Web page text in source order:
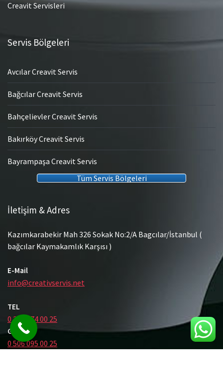
Creavit Servisleri
Servis Bölgeleri
Avcılar Creavit Servis
Bağcılar Creavit Servis
Bahçelievler Creavit Servis
Bakırköy Creavit Servis
Bayrampaşa Creavit Servis
Tüm Servis Bölgeleri
İletişim & Adres
Kazımkarabekir Mah 326 Sokak No:2/A Bagcılar/İstanbul (
bağcılar Kaymakamlık Karşısı )
E-Mail
info@creativservis.net
TEL
0 212 474 00 25
GSM
0 506 095 00 25